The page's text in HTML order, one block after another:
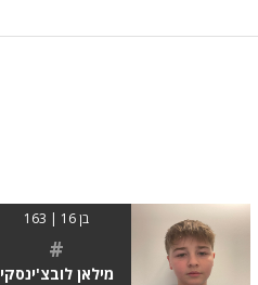
בן 16 | 163
#
מילאן לובצ'ינסקי